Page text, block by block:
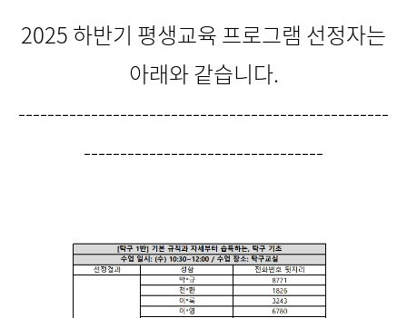
2025 하반기 평생교육 프로그램 선정자는
아래와 같습니다.
---------------------------------------------------
---------------------------------